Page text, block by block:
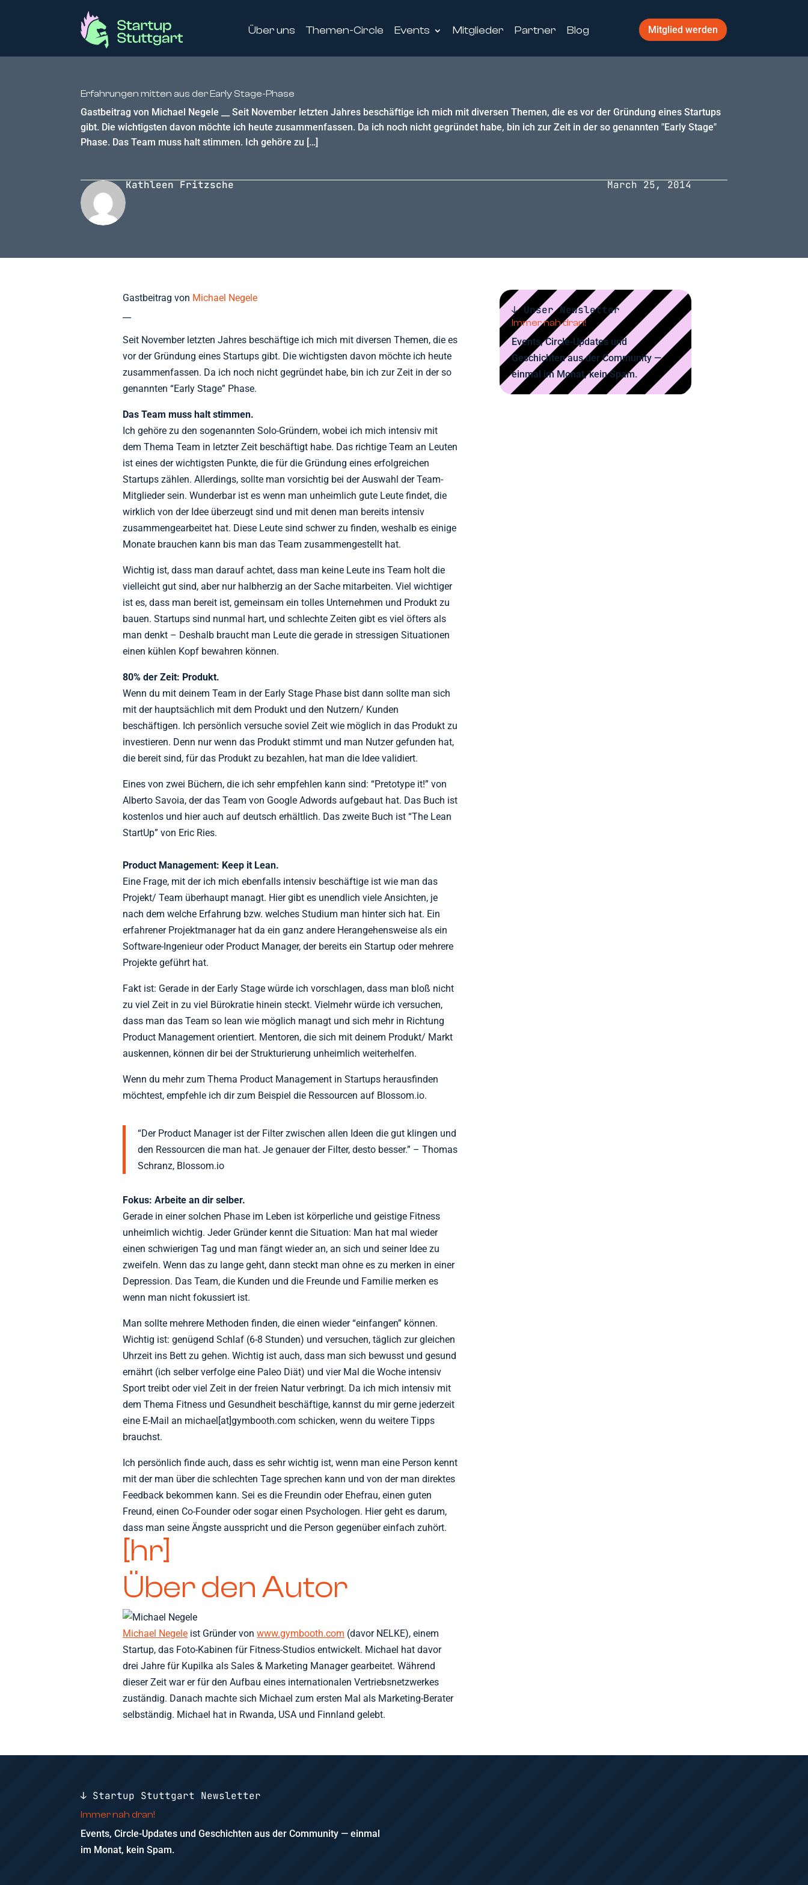
Über uns Themen-Circle Events Mitglieder Partner Blog Mitglied werden
Erfahrungen mitten aus der Early Stage-Phase
Gastbeitrag von Michael Negele __ Seit November letzten Jahres beschäftige ich mich mit diversen Themen, die es vor der Gründung eines Startups
gibt. Die wichtigsten davon möchte ich heute zusammenfassen. Da ich noch nicht gegründet habe, bin ich zur Zeit in der so genannten "Early Stage"
Phase. Das Team muss halt stimmen. Ich gehöre zu […]
Kathleen Fritzsche March 25, 2014
Gastbeitrag von Michael Negele
Seit November letzten Jahres beschäftige ich mich mit diversen Themen, die es
vor der Gründung eines Startups gibt. Die wichtigsten davon möchte ich heute
zusammenfassen. Da ich noch nicht gegründet habe, bin ich zur Zeit in der so
genannten “Early Stage” Phase.
Das Team muss halt stimmen.
Ich gehöre zu den sogenannten Solo-Gründern, wobei ich mich intensiv mit
dem Thema Team in letzter Zeit beschäftigt habe. Das richtige Team an Leuten
ist eines der wichtigsten Punkte, die für die Gründung eines erfolgreichen
Startups zählen. Allerdings, sollte man vorsichtig bei der Auswahl der Team-
Mitglieder sein. Wunderbar ist es wenn man unheimlich gute Leute findet, die
wirklich von der Idee überzeugt sind und mit denen man bereits intensiv
zusammengearbeitet hat. Diese Leute sind schwer zu finden, weshalb es einige
Monate brauchen kann bis man das Team zusammengestellt hat.
Wichtig ist, dass man darauf achtet, dass man keine Leute ins Team holt die
vielleicht gut sind, aber nur halbherzig an der Sache mitarbeiten. Viel wichtiger
ist es, dass man bereit ist, gemeinsam ein tolles Unternehmen und Produkt zu
bauen. Startups sind nunmal hart, und schlechte Zeiten gibt es viel öfters als
man denkt – Deshalb braucht man Leute die gerade in stressigen Situationen
einen kühlen Kopf bewahren können.
80% der Zeit: Produkt.
Wenn du mit deinem Team in der Early Stage Phase bist dann sollte man sich
mit der hauptsächlich mit dem Produkt und den Nutzern/ Kunden
beschäftigen. Ich persönlich versuche soviel Zeit wie möglich in das Produkt zu
investieren. Denn nur wenn das Produkt stimmt und man Nutzer gefunden hat,
die bereit sind, für das Produkt zu bezahlen, hat man die Idee validiert.
Eines von zwei Büchern, die ich sehr empfehlen kann sind: “Pretotype it!” von
Alberto Savoia, der das Team von Google Adwords aufgebaut hat. Das Buch ist
kostenlos und hier auch auf deutsch erhältlich. Das zweite Buch ist “The Lean
StartUp” von Eric Ries.
Product Management: Keep it Lean.
Eine Frage, mit der ich mich ebenfalls intensiv beschäftige ist wie man das
Projekt/ Team überhaupt managt. Hier gibt es unendlich viele Ansichten, je
nach dem welche Erfahrung bzw. welches Studium man hinter sich hat. Ein
erfahrener Projektmanager hat da ein ganz andere Herangehensweise als ein
Software-Ingenieur oder Product Manager, der bereits ein Startup oder mehrere
Projekte geführt hat.
Fakt ist: Gerade in der Early Stage würde ich vorschlagen, dass man bloß nicht
zu viel Zeit in zu viel Bürokratie hinein steckt. Vielmehr würde ich versuchen,
dass man das Team so lean wie möglich managt und sich mehr in Richtung
Product Management orientiert. Mentoren, die sich mit deinem Produkt/ Markt
auskennen, können dir bei der Strukturierung unheimlich weiterhelfen.
Wenn du mehr zum Thema Product Management in Startups herausfinden
möchtest, empfehle ich dir zum Beispiel die Ressourcen auf Blossom.io.
“Der Product Manager ist der Filter zwischen allen Ideen die gut klingen und
den Ressourcen die man hat. Je genauer der Filter, desto besser.” – Thomas
Schranz, Blossom.io
Fokus: Arbeite an dir selber.
Gerade in einer solchen Phase im Leben ist körperliche und geistige Fitness
unheimlich wichtig. Jeder Gründer kennt die Situation: Man hat mal wieder
einen schwierigen Tag und man fängt wieder an, an sich und seiner Idee zu
zweifeln. Wenn das zu lange geht, dann steckt man ohne es zu merken in einer
Depression. Das Team, die Kunden und die Freunde und Familie merken es
wenn man nicht fokussiert ist.
Man sollte mehrere Methoden finden, die einen wieder “einfangen” können.
Wichtig ist: genügend Schlaf (6-8 Stunden) und versuchen, täglich zur gleichen
Uhrzeit ins Bett zu gehen. Wichtig ist auch, dass man sich bewusst und gesund
ernährt (ich selber verfolge eine Paleo Diät) und vier Mal die Woche intensiv
Sport treibt oder viel Zeit in der freien Natur verbringt. Da ich mich intensiv mit
dem Thema Fitness und Gesundheit beschäftige, kannst du mir gerne jederzeit
eine E-Mail an michael[at]gymbooth.com schicken, wenn du weitere Tipps
brauchst.
Ich persönlich finde auch, dass es sehr wichtig ist, wenn man eine Person kennt
mit der man über die schlechten Tage sprechen kann und von der man direktes
Feedback bekommen kann. Sei es die Freundin oder Ehefrau, einen guten
Freund, einen Co-Founder oder sogar einen Psychologen. Hier geht es darum,
dass man seine Ängste ausspricht und die Person gegenüber einfach zuhört.
[hr]
Über den Autor
Michael Negele ist Gründer vonwww.gymbooth.com (davor NELKE), einem
Startup, das Foto-Kabinen für Fitness-Studios entwickelt. Michael hat davor
drei Jahre für Kupilka als Sales & Marketing Manager gearbeitet. Während
dieser Zeit war er für den Aufbau eines internationalen Vertriebsnetzwerkes
zuständig. Danach machte sich Michael zum ersten Mal als Marketing-Berater
selbständig. Michael hat in Rwanda, USA und Finnland gelebt.
↓ Unser Newsletter
Immer nah dran!
Events, Circle-Updates und
Geschichten aus der Community —
einmal im Monat, kein Spam.
↓ Startup Stuttgart Newsletter
Immer nah dran!
Events, Circle-Updates und Geschichten aus der Community — einmal
im Monat, kein Spam.